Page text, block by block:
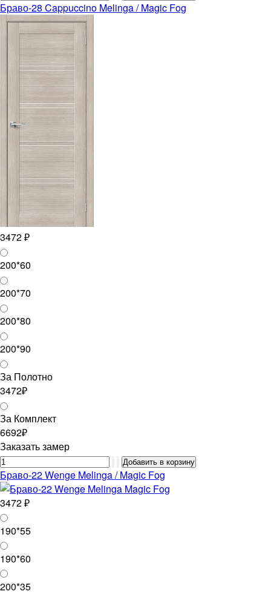
Браво-28 Cappuccino Melinga / Magic Fog
3472 ₽
200*60
200*70
200*80
200*90
За Полотно
3472₽
За Комплект
6692₽
Заказать замер
Браво-22 Wenge Melinga / Magic Fog
3472 ₽
190*55
190*60
200*35